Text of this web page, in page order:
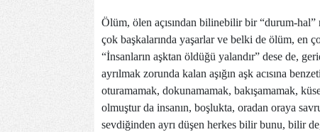
Ölüm, ölen açısından bilinebilir bir “durum-
çok başkalarında yaşarlar ve belki de ölüm, en
“İnsanların aşktan öldüğü yalandır” dese de,
ayrılmak zorunda kalan aşığın aşk acısına
oturamamak, dokunamamak, bakışamamak,
olmuştur da insanın, boşlukta, oradan oraya
sevdiğinden ayrı düşen herkes bilir bunu, bilir